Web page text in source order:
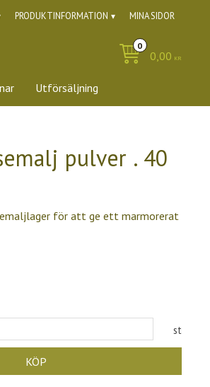
PRODUKTINFORMATION MINA SIDOR
0,00 KR
Utförsäljning
pulver . 40
emaljlager för att ge ett marmorerat
st
KÖP